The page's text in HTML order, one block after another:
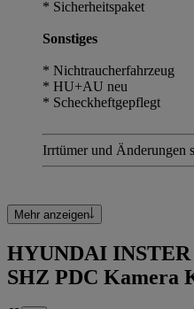
* Sicherheitspaket
Sonstiges
* Nichtraucherfahrzeug
* HU+AU neu
* Scheckheftgepflegt
Irrtümer und Änderungen
Mehr anzeigen
HYUNDAI
SHZ PDC Kamera